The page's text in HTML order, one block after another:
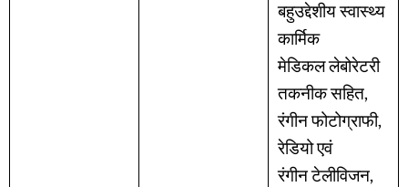
बहुउद्देशीय स्वास्थ्य
कार्मिक
मेडिकल लेबोरेटरी
तकनीक सहित,
रंगीन फोटोग्राफी,
रेडियो एवं
रंगीन टेलीविजन,